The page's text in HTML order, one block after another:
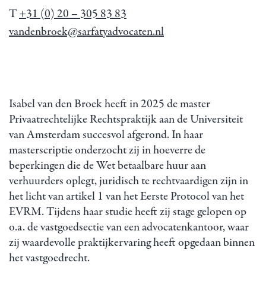
T+31 (0) 20 – 305 83 83
vandenbroek@sarfatyadvocaten.nl
Isabel van den Broek heeft in 2025 de master
Privaatrechtelijke Rechtspraktijk aan de Universiteit
van Amsterdam succesvol afgerond. In haar
masterscriptie onderzocht zij in hoeverre de
beperkingen die de Wet betaalbare huur aan
verhuurders oplegt, juridisch te rechtvaardigen zijn in
het licht van artikel 1 van het Eerste Protocol van het
EVRM. Tijdens haar studie heeft zij stage gelopen op
o.a. de vastgoedsectie van een advocatenkantoor, waar
zij waardevolle praktijkervaring heeft opgedaan binnen
het vastgoedrecht.